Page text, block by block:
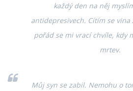
každý den na něj
antidepresivech. Cítím se vina
pořád se mi vrací chvíle, kdy
mrtev.
Můj syn se zabil. Nemohu o